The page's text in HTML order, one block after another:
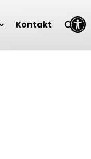
Open toolbar
Kontakt